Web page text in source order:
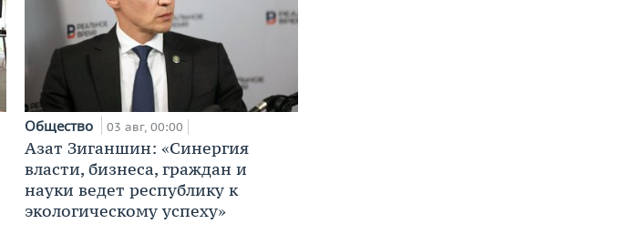
Общество 03 авг, 00:00
Азат Зиганшин: «Синергия
власти, бизнеса, граждан и
науки ведет республику к
экологическому успеху»